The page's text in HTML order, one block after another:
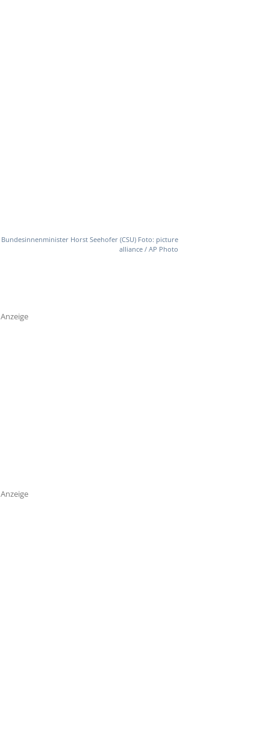
Bundesinnenminister Horst Seehofer (CSU) Foto: picture
alliance / AP Photo
Anzeige
Anzeige